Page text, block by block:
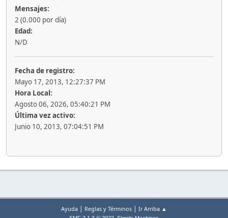
Mensajes:
2 (0.000 por día)
Edad:
N/D
Fecha de registro:
Mayo 17, 2013, 12:27:37 PM
Hora Local:
Agosto 06, 2026, 05:40:21 PM
Última vez activo:
Junio 10, 2013, 07:04:51 PM
Ayuda | Reglas y Términos | Ir Arriba ▲